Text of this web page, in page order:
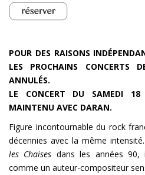
POUR DES RAISONS
LES PROCHAINS CONCERTS
ANNULÉS.
LE CONCERT DU SAMEDI
MAINTENU AVEC DARAN.
Figure incontournable du rock
décennies avec la même
les Chaises dans les années 90,
comme un auteur-compositeur